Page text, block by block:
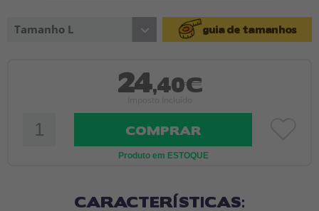
Tamanho L guia de tamanhos
24,40€
COMPRAR
Produto em ESTOQUE
CARACTERÍSTICAS: